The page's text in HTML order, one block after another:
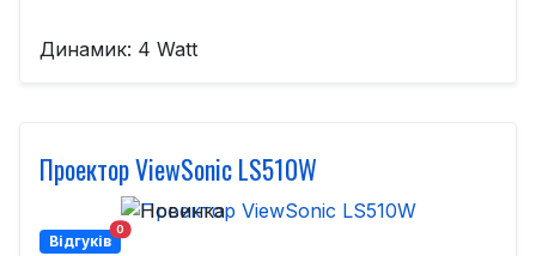
Динамик: 4 Watt
Проектор ViewSonic LS510W
Відгуків
0